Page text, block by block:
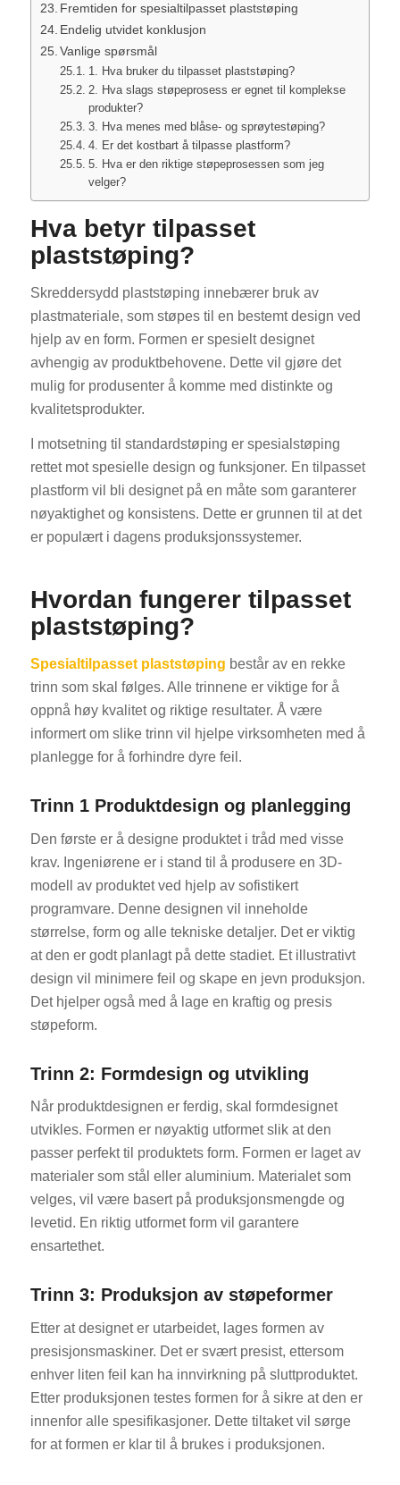
Fremtiden for spesialtilpasset plaststøping
Endelig utvidet konklusjon
Vanlige spørsmål
1. Hva bruker du tilpasset plaststøping?
2. Hva slags støpeprosess er egnet til komplekse
produkter?
3. Hva menes med blåse- og sprøytestøping?
4. Er det kostbart å tilpasse plastform?
5. Hva er den riktige støpeprosessen som jeg
velger?
Hva betyr tilpasset
plaststøping?
Skreddersydd plaststøping innebærer bruk av
plastmateriale, som støpes til en bestemt design ved
hjelp av en form. Formen er spesielt designet
avhengig av produktbehovene. Dette vil gjøre det
mulig for produsenter å komme med distinkte og
kvalitetsprodukter.
I motsetning til standardstøping er spesialstøping
rettet mot spesielle design og funksjoner. En tilpasset
plastform vil bli designet på en måte som garanterer
nøyaktighet og konsistens. Dette er grunnen til at det
er populært i dagens produksjonssystemer.
Hvordan fungerer tilpasset
plaststøping?
Spesialtilpasset plaststøping består av en rekke
trinn som skal følges. Alle trinnene er viktige for å
oppnå høy kvalitet og riktige resultater. Å være
informert om slike trinn vil hjelpe virksomheten med å
planlegge for å forhindre dyre feil.
Trinn 1 Produktdesign og planlegging
Den første er å designe produktet i tråd med visse
krav. Ingeniørene er i stand til å produsere en 3D-
modell av produktet ved hjelp av sofistikert
programvare. Denne designen vil inneholde
størrelse, form og alle tekniske detaljer. Det er viktig
at den er godt planlagt på dette stadiet. Et illustrativt
design vil minimere feil og skape en jevn produksjon.
Det hjelper også med å lage en kraftig og presis
støpeform.
Trinn 2: Formdesign og utvikling
Når produktdesignen er ferdig, skal formdesignet
utvikles. Formen er nøyaktig utformet slik at den
passer perfekt til produktets form. Formen er laget av
materialer som stål eller aluminium. Materialet som
velges, vil være basert på produksjonsmengde og
levetid. En riktig utformet form vil garantere
ensartethet.
Trinn 3: Produksjon av støpeformer
Etter at designet er utarbeidet, lages formen av
presisjonsmaskiner. Det er svært presist, ettersom
enhver liten feil kan ha innvirkning på sluttproduktet.
Etter produksjonen testes formen for å sikre at den er
innenfor alle spesifikasjoner. Dette tiltaket vil sørge
for at formen er klar til å brukes i produksjonen.